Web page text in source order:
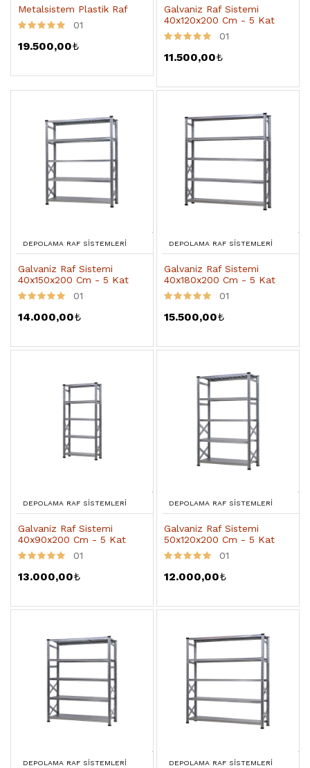
Metalsistem Plastik Raf
01
19.500,00₺
Galvaniz Raf Sistemi
40x120x200 Cm - 5 Kat
01
11.500,00₺
DEPOLAMA RAF SISTEMLERI
Galvaniz Raf Sistemi
40x150x200 Cm - 5 Kat
01
14.000,00₺
DEPOLAMA RAF SISTEMLERI
Galvaniz Raf Sistemi
40x180x200 Cm - 5 Kat
01
15.500,00₺
DEPOLAMA RAF SISTEMLERI
Galvaniz Raf Sistemi
40x90x200 Cm - 5 Kat
01
13.000,00₺
DEPOLAMA RAF SISTEMLERI
Galvaniz Raf Sistemi
50x120x200 Cm - 5 Kat
01
12.000,00₺
DEPOLAMA RAF SISTEMLERI DEPOLAMA RAF SISTEMLERI